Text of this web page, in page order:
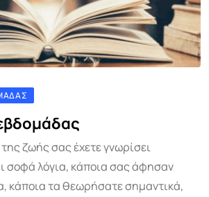
ζωής σας έχετε γνωρίσει
σοφά λόγια, κάποια σας άφησαν
κάποια τα θεωρήσατε σημαντικά,